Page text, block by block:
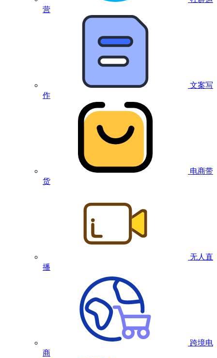
营
文案写
作
电商带
货
无人直
播
跨境电
商